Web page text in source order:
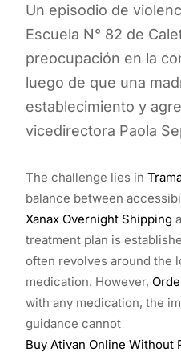
Un episodio de
Escuela N° 82 de
preocupación en la
luego de que una
establecimiento y
vicedirectora Paola
The challenge lies in
balance between
Xanax Overnight Shipping
treatment plan is
often revolves around the
medication. However,
with any medication, the
guidance cannot
Buy Ativan Online Without